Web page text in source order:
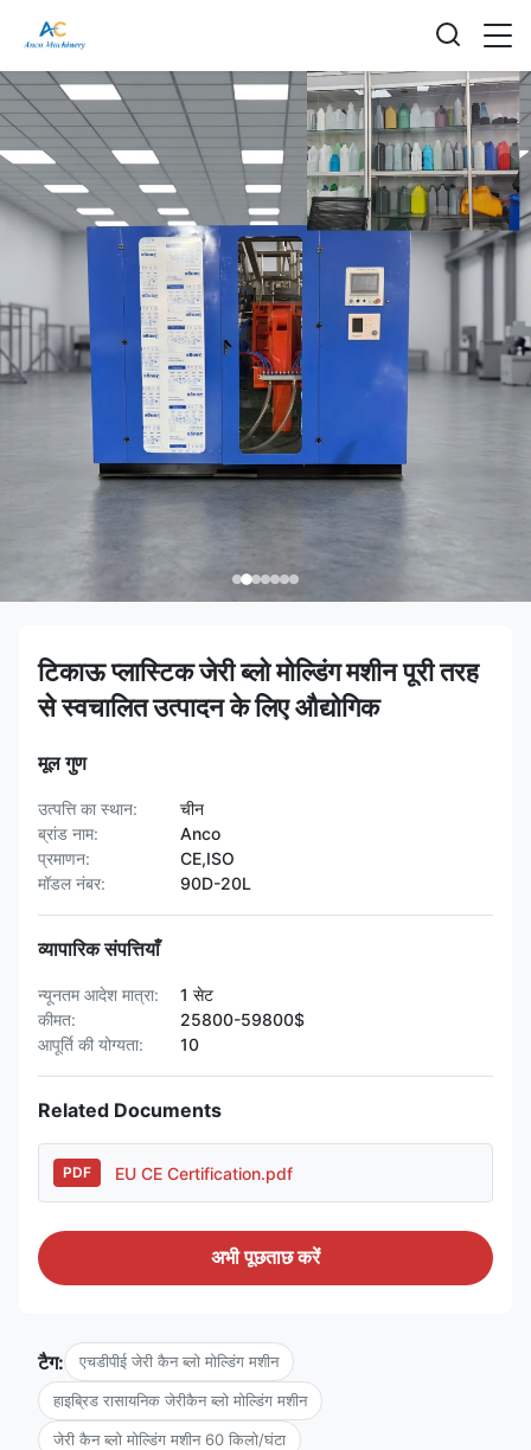
टिकाऊ प्लास्टिक जेरी ब्लो मोल्डिंग मशीन पूरी तरह
से स्वचालित उत्पादन के लिए औद्योगिक
मूल गुण
उत्पत्ति का स्थान:
चीन
ब्रांड नाम:
Anco
प्रमाणन:
CE,ISO
मॉडल नंबर:
90D-20L
व्यापारिक संपत्तियाँ
न्यूनतम आदेश मात्रा:
1 सेट
कीमत:
25800-59800$
आपूर्ति की योग्यता:
10
Related Documents
PDF EU CE Certification.pdf
अभी पूछताछ करें
टैग: एचडीपीई जेरी कैन ब्लो मोल्डिंग मशीन
हाइब्रिड रासायनिक जेरीकैन ब्लो मोल्डिंग मशीन
जेरी कैन ब्लो मोल्डिंग मशीन 60 किलो/घंटा